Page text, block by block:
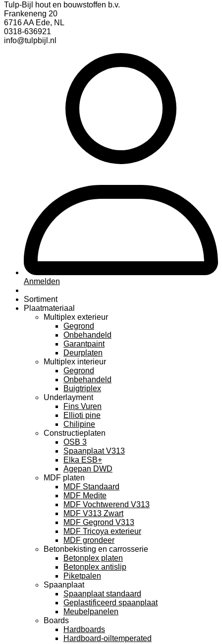
Tulp-Bijl hout en bouwstoffen b.v.
Frankeneng 20
6716 AA Ede, NL
0318-636921
info@tulpbijl.nl
Anmelden
Sortiment
Plaatmateriaal
Multiplex exterieur
Gegrond
Onbehandeld
Garantpaint
Deurplaten
Multiplex interieur
Gegrond
Onbehandeld
Buigtriplex
Underlayment
Fins Vuren
Ellioti pine
Chilipine
Constructieplaten
OSB 3
Spaanplaat V313
Elka ESB+
Agepan DWD
MDF platen
MDF Standaard
MDF Medite
MDF Vochtwerend V313
MDF V313 Zwart
MDF Gegrond V313
MDF Tricoya exterieur
MDF grondeer
Betonbekisting en carrosserie
Betonplex platen
Betonplex antislip
Piketpalen
Spaanplaat
Spaanplaat standaard
Geplastificeerd spaanplaat
Meubelpanelen
Boards
Hardboards
Hardboard-oiltemperated